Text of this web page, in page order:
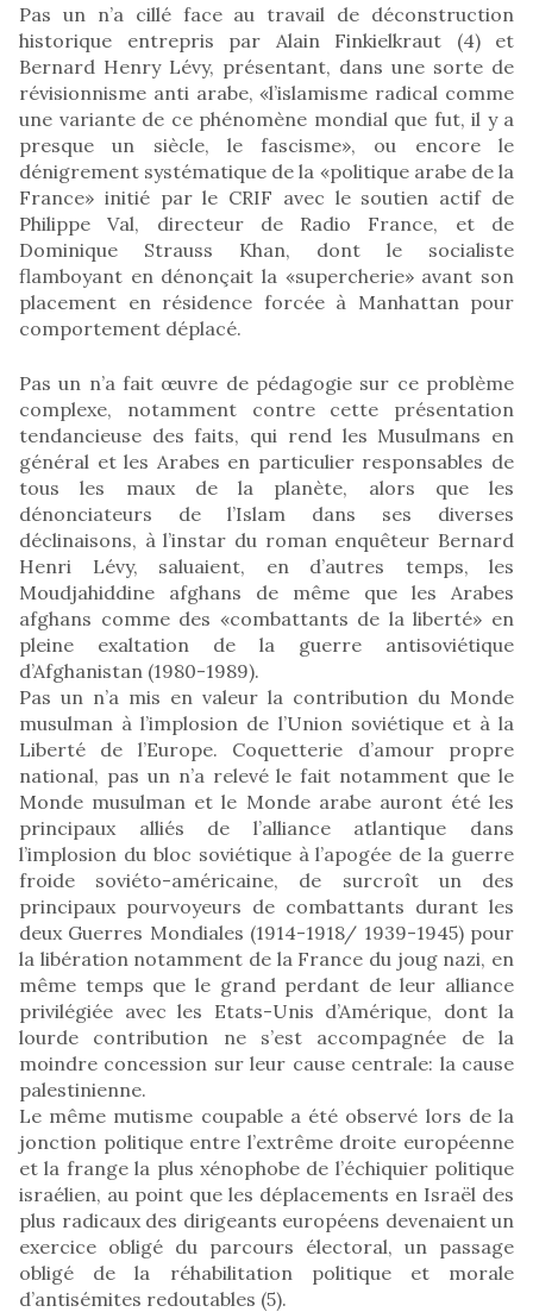
Pas un n’a cillé face au travail de déconstruction
historique entrepris par Alain Finkielkraut (4) et
Bernard Henry Lévy, présentant, dans une sorte de
révisionnisme anti arabe, «l’islamisme radical comme
une variante de ce phénomène mondial que fut, il y a
presque un siècle, le fascisme», ou encore le
dénigrement systématique de la «politique arabe de la
France» initié par le CRIF avec le soutien actif de
Philippe Val, directeur de Radio France, et de
Dominique Strauss Khan, dont le socialiste
flamboyant en dénonçait la «supercherie» avant son
placement en résidence forcée à Manhattan pour
comportement déplacé.
Pas un n’a fait œuvre de pédagogie sur ce problème
complexe, notamment contre cette présentation
tendancieuse des faits, qui rend les Musulmans en
général et les Arabes en particulier responsables de
tous les maux de la planète, alors que les
dénonciateurs de l’Islam dans ses diverses
déclinaisons, à l’instar du roman enquêteur Bernard
Henri Lévy, saluaient, en d’autres temps, les
Moudjahiddine afghans de même que les Arabes
afghans comme des «combattants de la liberté» en
pleine exaltation de la guerre antisoviétique
d’Afghanistan (1980-1989).
Pas un n’a mis en valeur la contribution du Monde
musulman à l’implosion de l’Union soviétique et à la
Liberté de l’Europe. Coquetterie d’amour propre
national, pas un n’a relevé le fait notamment que le
Monde musulman et le Monde arabe auront été les
principaux alliés de l’alliance atlantique dans
l’implosion du bloc soviétique à l’apogée de la guerre
froide soviéto-américaine, de surcroît un des
principaux pourvoyeurs de combattants durant les
deux Guerres Mondiales (1914-1918/ 1939-1945) pour
la libération notamment de la France du joug nazi, en
même temps que le grand perdant de leur alliance
privilégiée avec les Etats-Unis d’Amérique, dont la
lourde contribution ne s’est accompagnée de la
moindre concession sur leur cause centrale: la cause
palestinienne.
Le même mutisme coupable a été observé lors de la
jonction politique entre l’extrême droite européenne
et la frange la plus xénophobe de l’échiquier politique
israélien, au point que les déplacements en Israël des
plus radicaux des dirigeants européens devenaient un
exercice obligé du parcours électoral, un passage
obligé de la réhabilitation politique et morale
d’antisémites redoutables (5).